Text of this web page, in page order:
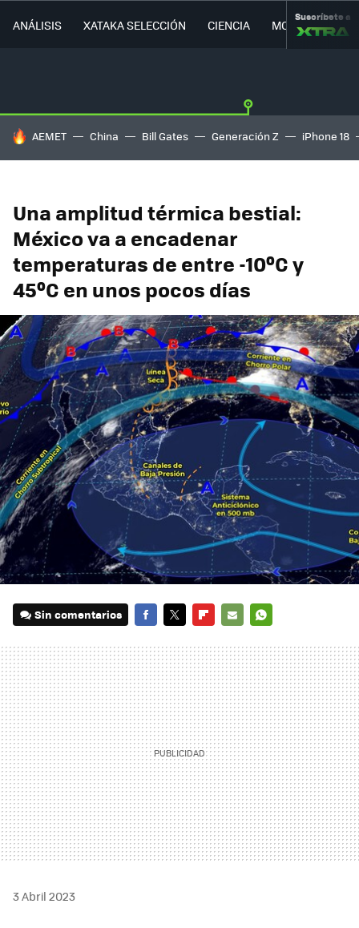
ANÁLISIS XATAKA SELECCIÓN CIENCIA MOVILIDAD
Suscríbete a
HOY SE HABLA DE
AEMET China Bill Gates Generación Z iPhone 18
Una amplitud térmica bestial:
México va a encadenar
temperaturas de entre -10ºC y
45ºC en unos pocos días
Sin comentarios
MAIL
3 Abril 2023